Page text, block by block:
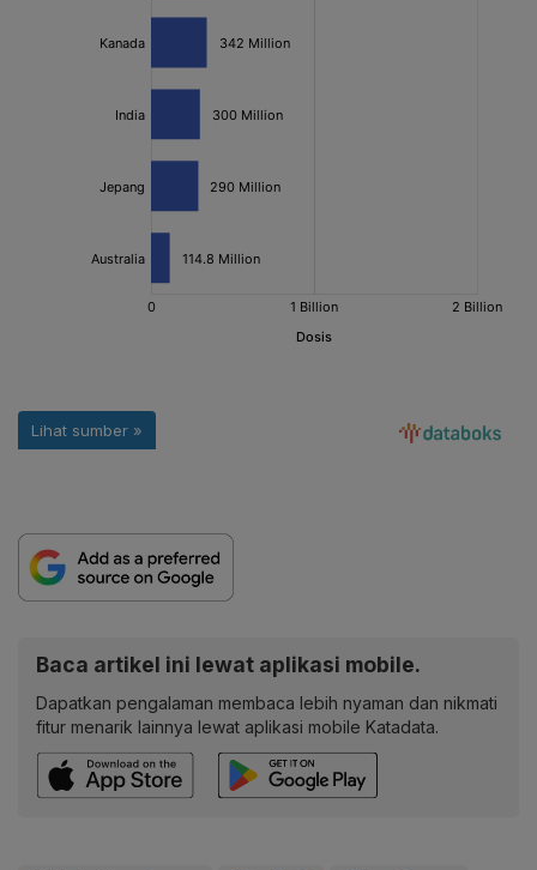
Baca artikel ini lewat aplikasi mobile.
Dapatkan pengalaman membaca lebih nyaman dan nikmati
fitur menarik lainnya lewat aplikasi mobile Katadata.